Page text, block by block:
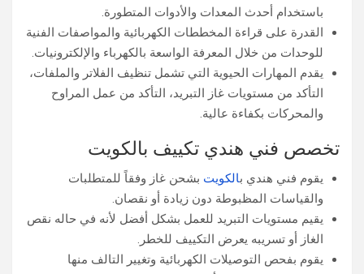
باستخدام أحدث المعدات والأدوات المتطورة.
القدرة على قراءة المخططات الكهربائية والمواصفات الفنية
للوحدات من خلال المعرفة الواسعة بالكهرباء والإلكترونيات.
يقدم المهارات الحيوية التي تشمل تنظيف الفلاتر والملفات،
التأكد من مستويات غاز التبريد، التأكد من عمل المراوح
والمحركات بكفاءة عالية.
تخصص فني هندي تكييف بالكويت
يقوم فني هندي بالكويت بشحن غاز وفقاً للمتطلبات
والقياسات المظبوطة دون زيادة أو نقصان.
يقيم مستويات التبريد للعمل بشكل أفضل لأنه في حاله نقص
الغاز أو تسريبه يعرض التكييف للخطر.
يقوم بفحص التوصيلات الكهربائية وتغيير التالف منها